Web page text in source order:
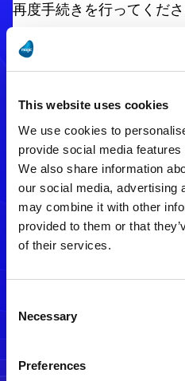
This website uses cookies
We use cookies to
provide social media
We also share information
our social media, advertising
may combine it with other
provided to them or that
of their services.
Selection
Necessary
Preferences
再度手続きを行ってくださ
メルマガ配信停